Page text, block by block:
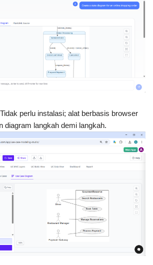
perlu instalasi; alat berbasis browser
diagram langkah demi langkah.